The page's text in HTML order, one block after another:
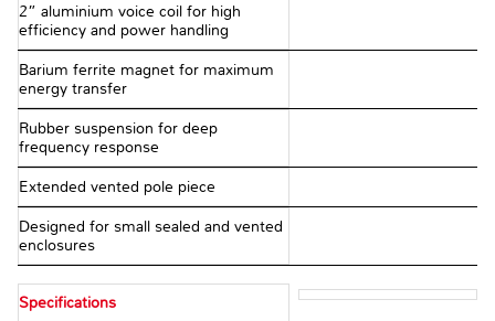
2” aluminium voice coil for high
efficiency and power handling
Barium ferrite magnet for maximum
energy transfer
Rubber suspension for deep
frequency response
Extended vented pole piece
Designed for small sealed and vented
enclosures
Specifications